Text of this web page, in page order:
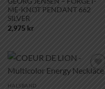
ME-KNOT PENDANT 662
SILVER
2,975 kr
HALSBAND